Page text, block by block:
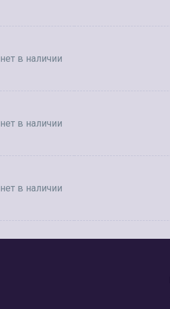
нет в наличии
нет в наличии
нет в наличии